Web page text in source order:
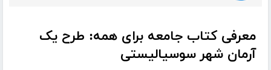
معرفی کتاب جامعه برای همه: طرح یک
آرمان شهر سوسیالیستی